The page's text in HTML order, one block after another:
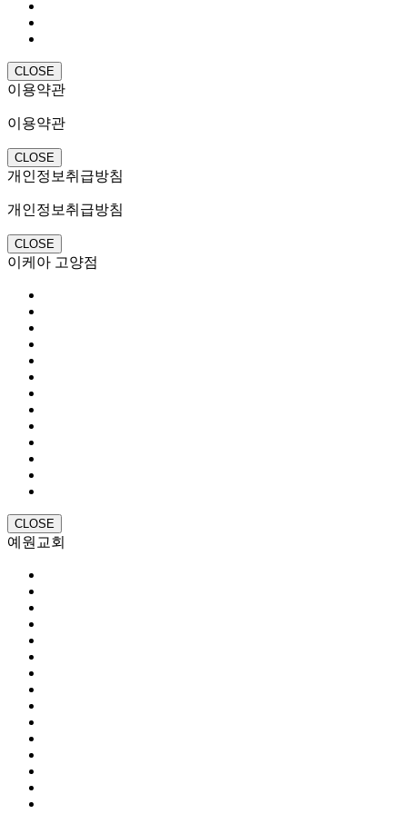
CLOSE
이용약관
이용약관
CLOSE
개인정보취급방침
개인정보취급방침
CLOSE
이케아 고양점
CLOSE
예원교회